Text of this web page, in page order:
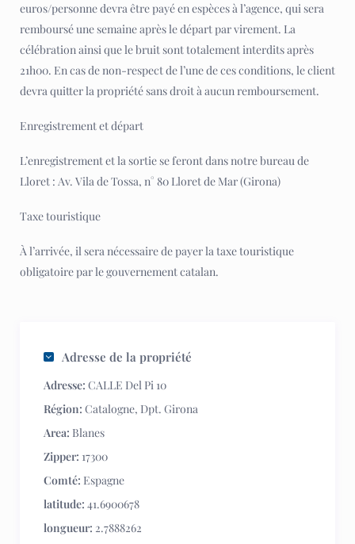
euros/personne devra être payé en espèces à l’agence, qui sera
remboursé une semaine après le départ par virement. La
célébration ainsi que le bruit sont totalement interdits après
21h00. En cas de non-respect de l’une de ces conditions, le client
devra quitter la propriété sans droit à aucun remboursement.
Enregistrement et départ
L’enregistrement et la sortie se feront dans notre bureau de
Lloret : Av. Vila de Tossa, n° 80 Lloret de Mar (Girona)
Taxe touristique
À l’arrivée, il sera nécessaire de payer la taxe touristique
obligatoire par le gouvernement catalan.
Adresse de la propriété
Adresse: CALLE Del Pi 10
Région: Catalogne, Dpt. Girona
Area: Blanes
Zipper: 17300
Comté: Espagne
latitude: 41.6900678
longueur: 2.7888262